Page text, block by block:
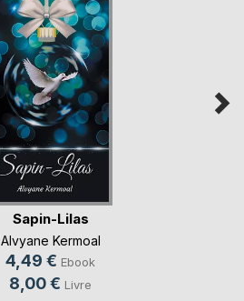
Sapin-Lilas
Alvyane Kermoal
4,49 € Ebook
8,00 € Livre